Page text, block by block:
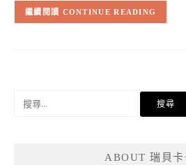
CONTINUE READING
ABOUT 瑞貝卡